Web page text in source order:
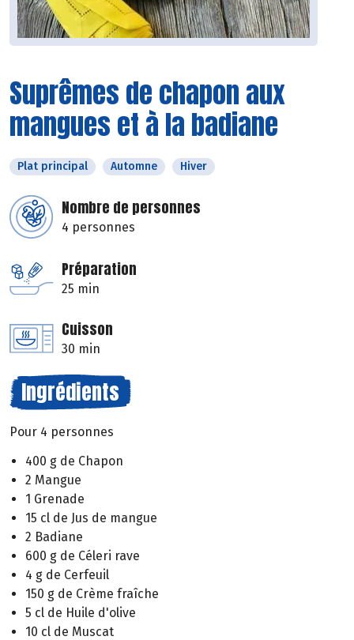
Suprêmes de chapon aux
mangues et à la badiane
Plat principal Automne Hiver
Nombre de personnes
4 personnes
Préparation
25 min
Cuisson
30 min
Ingrédients
Pour 4 personnes
400 g de Chapon
2 Mangue
1 Grenade
15 cl de Jus de mangue
2 Badiane
600 g de Céleri rave
4 g de Cerfeuil
150 g de Crème fraîche
5 cl de Huile d'olive
10 cl de Muscat